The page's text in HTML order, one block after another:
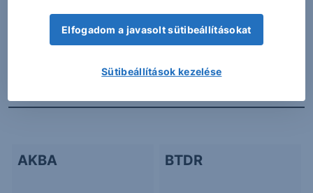
További Erste elemzések
AKBA BTDR
Elfogadom a javasolt sütibeállításokat
Sütibeállítások kezelése